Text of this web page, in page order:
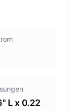
L x 0.22